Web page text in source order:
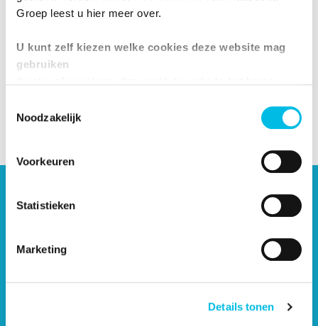
Groep leest u hier meer over.
U kunt zelf kiezen welke cookies deze website mag
gebruiken
Noodzakelijk
Voorkeuren
Statistieken
Marketing
Details tonen
Contact